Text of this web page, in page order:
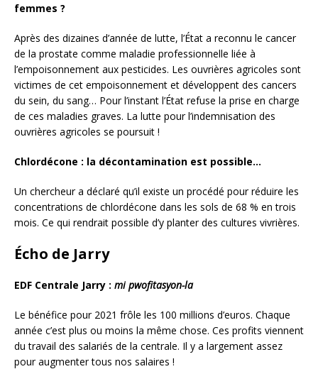
femmes ?
Après des dizaines d’année de lutte, l’État a reconnu le cancer
de la prostate comme maladie professionnelle liée à
l’empoisonnement aux pesticides. Les ouvrières agricoles sont
victimes de cet empoisonnement et développent des cancers
du sein, du sang… Pour l’instant l’État refuse la prise en charge
de ces maladies graves. La lutte pour l’indemnisation des
ouvrières agricoles se poursuit !
Chlordécone : la décontamination est possible…
Un chercheur a déclaré qu’il existe un procédé pour réduire les
concentrations de chlordécone dans les sols de 68 % en trois
mois. Ce qui rendrait possible d’y planter des cultures vivrières.
Écho de Jarry
EDF Centrale Jarry : mi pwofitasyon-la
Le bénéfice pour 2021 frôle les 100 millions d’euros. Chaque
année c’est plus ou moins la même chose. Ces profits viennent
du travail des salariés de la centrale. Il y a largement assez
pour augmenter tous nos salaires !